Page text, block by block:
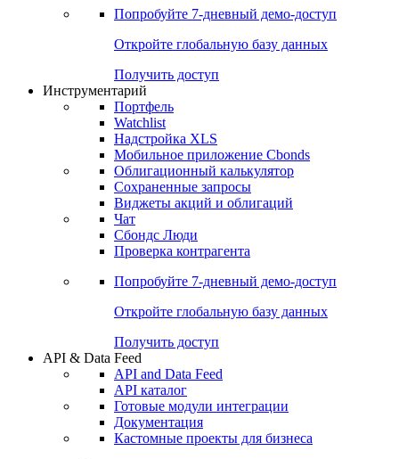
Попробуйте 7-дневный демо-доступ
Откройте глобальную базу данных
Получить доступ
Инструментарий
Портфель
Watchlist
Надстройка XLS
Мобильное приложение Cbonds
Облигационный калькулятор
Сохраненные запросы
Виджеты акций и облигаций
Чат
Сбондс Люди
Проверка контрагента
Попробуйте 7-дневный демо-доступ
Откройте глобальную базу данных
Получить доступ
API & Data Feed
API and Data Feed
API каталог
Готовые модули интеграции
Документация
Кастомные проекты для бизнеса